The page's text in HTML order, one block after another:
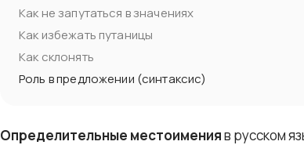
Как не запутаться в значениях
Как избежать путаницы
Как склонять
Роль в предложении (синтаксис)
Определительные местоименияв русском